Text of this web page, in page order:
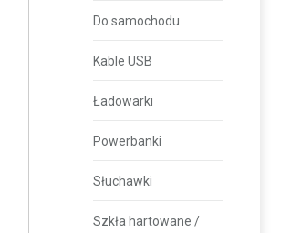
Do samochodu
Kable USB
Ładowarki
Powerbanki
Słuchawki
Szkła hartowane /